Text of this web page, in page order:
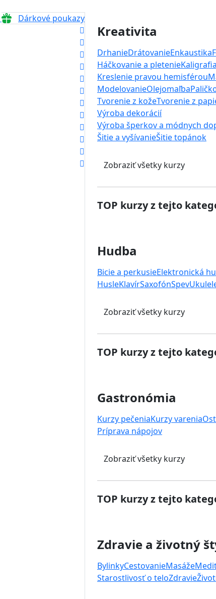
Dárkové poukazy
Kreativita
DrhanieDrátovanieEnkaustika
Háčkovanie a pletenieKaligrafia
Kreslenie pravou hemisférou
ModelovanieOlejomaľba
Tvorenie z kožeTvorenie z
Výroba dekorácií
Výroba šperkov a módnych
Šitie a vyšívanieŠitie topánok
Zobraziť všetky kurzy
TOP kurzy z tejto
Hudba
Bicie a perkusieElektronická
HusleKlavírSaxofónSpev
Zobraziť všetky kurzy
TOP kurzy z tejto
Gastronómia
Kurzy pečeniaKurzy varenia
Príprava nápojov
Zobraziť všetky kurzy
TOP kurzy z tejto
Zdravie a životný
BylinkyCestovanieMasáže
Starostlivosť o teloZdravie